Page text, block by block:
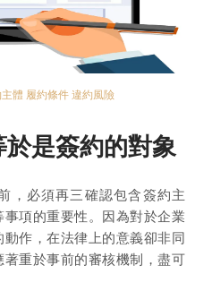
體 履約條件 違約風險
是簽約的對象
，必須再三確認包含簽約主
項的重要性。因為對於企業
作，在法律上的意義卻非同
重於事前的審核機制，盡可